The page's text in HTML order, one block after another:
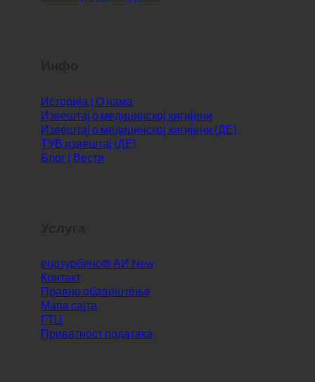
Историја | О нама
Извештај о медицинској хигијени
Извештај о медицинској хигијени (ДЕ)
ТУВ извештај (ДЕ)
Блог | Вести
ецотурбино® АИ
Контакт
Правно обавештење
Мапа сајта
ГТЦ
Приватност података